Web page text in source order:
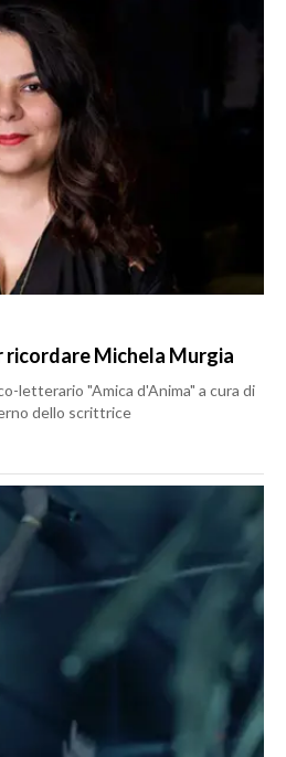
ricordare Michela Murgia
letterario "Amica d'Anima" a cura di
dello scrittrice